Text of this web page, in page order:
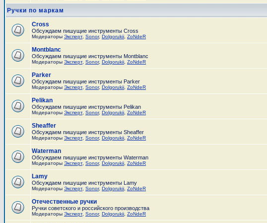
Ручки по маркам
Cross
Обсуждаем пишущие инструменты Cross
Модераторы Эксперт, Sonor, Dolgorukii ZoNdeR
Montblanc
Обсуждаем пишущие инструменты Montblanc
Модераторы Эксперт, Sonor, Dolgorukii ZoNdeR
Parker
Обсуждаем пишущие инструменты Parker
Модераторы Эксперт, Sonor, Dolgorukii ZoNdeR
Pelikan
Обсуждаем пишущие инструменты Pelikan
Модераторы Эксперт, Sonor, Dolgorukii ZoNdeR
Sheaffer
Обсуждаем пишущие инструменты Sheaffer
Модераторы Эксперт, Sonor, Dolgorukii ZoNdeR
Waterman
Обсуждаем пишущие инструменты Waterman
Модераторы Эксперт, Sonor, Dolgorukii ZoNdeR
Lamy
Обсуждаем пишущие инструменты Lamy
Модераторы Эксперт, Sonor, Dolgorukii ZoNdeR
Отечественные ручки
Ручки советского и российского производства
Модераторы Эксперт, Sonor, Dolgorukii ZoNdeR